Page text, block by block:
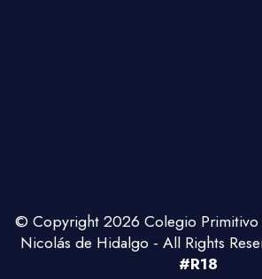
© Copyright 2026 Colegio Primitivo
Nicolás de Hidalgo - All Rights
#R18